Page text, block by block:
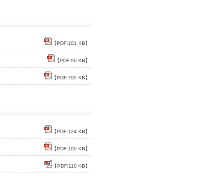
【PDF:101 KB】
【PDF:90 KB】
【PDF:795 KB】
【PDF:124 KB】
【PDF:100 KB】
【PDF:110 KB】